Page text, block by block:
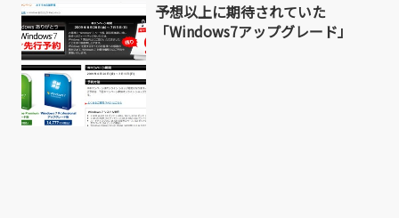
予想以上に期待されていた
「Windows7アップグレード」